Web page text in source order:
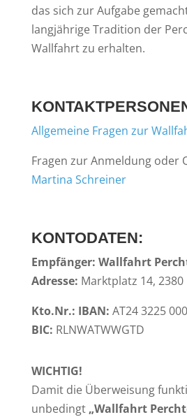
das sich zur Aufgabe
langjährige Tradition der
Wallfahrt zu erhalten.
Allgemeine Fragen zur
Fragen zur Anmeldung oder
Martina Schreiner
KONTODATEN:
Empfänger: Wallfahrt
Adresse: Marktplatz 14,
Kto.Nr.: IBAN: AT24 3225
BIC: RLNWATWWGTD
WICHTIG!
Damit die Überweisung
unbedingt„Wallfahrt